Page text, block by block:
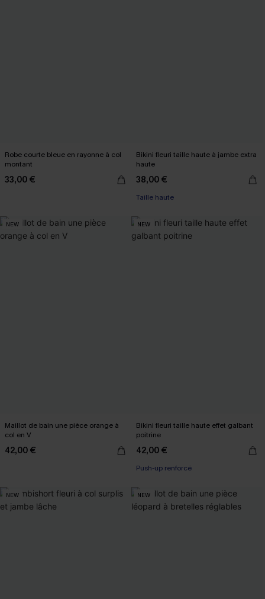
Robe courte bleue en rayonne à col
montant
33,00 €
Bikini fleuri taille haute à jambe extra
haute
38,00 €
Taille haute
NEW
Maillot de bain une pièce orange à
col en V
42,00 €
NEW
Bikini fleuri taille haute effet galbant
poitrine
42,00 €
Push-up renforcé
NEW NEW